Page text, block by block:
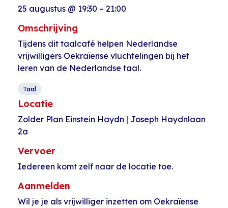
25 augustus @ 19:30 – 21:00
Omschrijving
Tijdens dit taalcafé helpen Nederlandse
vrijwilligers Oekraïense vluchtelingen bij het
leren van de Nederlandse taal.
Taal
Locatie
Zolder Plan Einstein Haydn | Joseph Haydnlaan
2a
Vervoer
Iedereen komt zelf naar de locatie toe.
Aanmelden
Wil je je als vrijwilliger inzetten om Oekraïense